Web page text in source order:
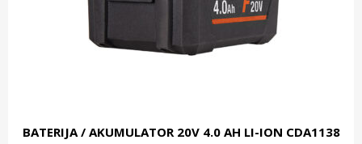
BATERIJA / AKUMULATOR 20V 4.0 AH LI-ION CDA1138